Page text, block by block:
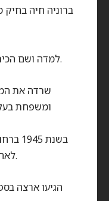
ברוניה חיה
למדה ושם הכירה את בעלה גוסטק (גרשון) ז”ל.
שרדה את
ומשפחת
לאחר שנולדו להם שני בנים בפולין.
הגיעו ארצה